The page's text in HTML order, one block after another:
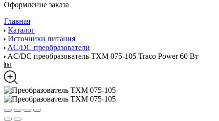
Оформление заказа
Главная
Каталог
Источники питания
AC/DC преобразователи
AC/DC преобразователь TXM 075-105 Traco Power 60 Вт